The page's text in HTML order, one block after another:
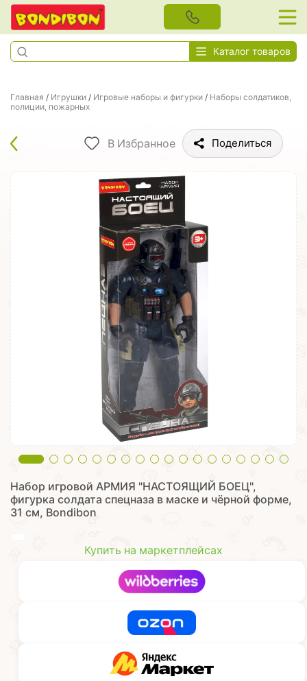
Каталог товаров
Главная / Игрушки / Игровые наборы и фигурки / Наборы солдатиков,
полиции, пожарных
В Избранное Поделиться
Набор игровой АРМИЯ "НАСТОЯЩИЙ БОЕЦ",
фигурка солдата спецназа в маске и чёрной форме,
31 см, Bondibon
Купить на маркетплейсах